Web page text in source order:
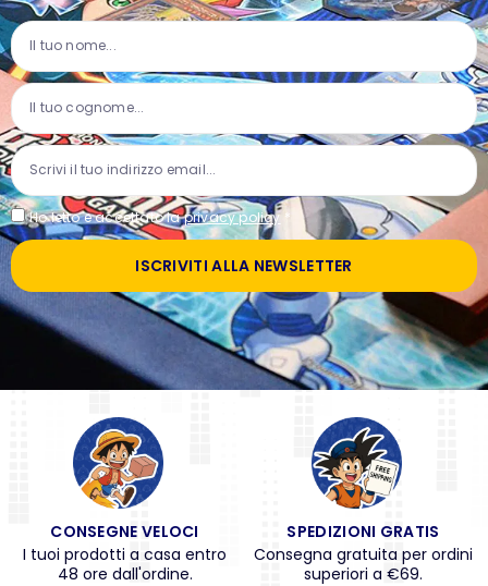
Ho letto e accettato laprivacy policy *
ISCRIVITI ALLA NEWSLETTER
CONSEGNE VELOCI
I tuoi prodotti a casa entro
48 ore dall'ordine.
SPEDIZIONI GRATIS
Consegna gratuita per ordini
superiori a €69.